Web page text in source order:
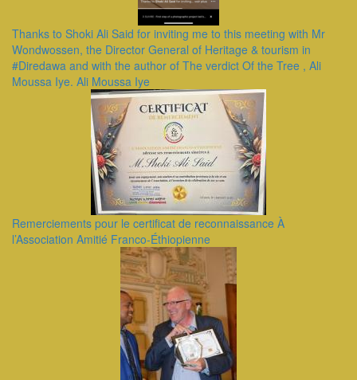
Thanks to Shoki Ali Said for inviting me to this meeting with Mr
Wondwossen, the Director General of Heritage & tourism in
#Diredawa and with the author of The verdict Of the Tree , Ali
Moussa Iye. Ali Moussa Iye
Remerciements pour le certificat de reconnaissance À
l’Association Amitié Franco-Éthiopienne